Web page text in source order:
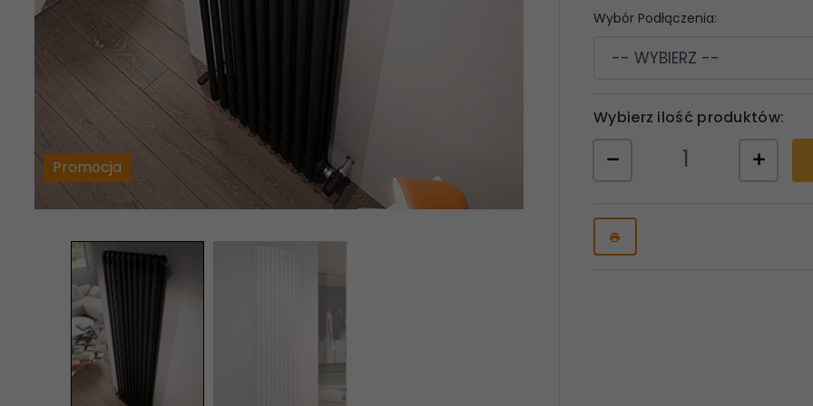
Promocja
Wybór Podłączenia:
-- WYBIERZ --
Wybierz ilość produktów: